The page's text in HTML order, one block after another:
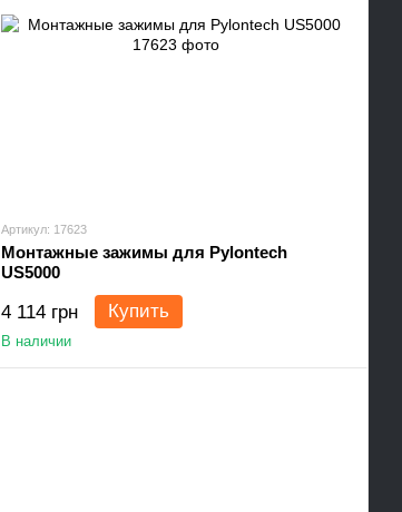
Артикул: 17623
Монтажные зажимы для Pylontech
US5000
4 114 грн Купить
В наличии